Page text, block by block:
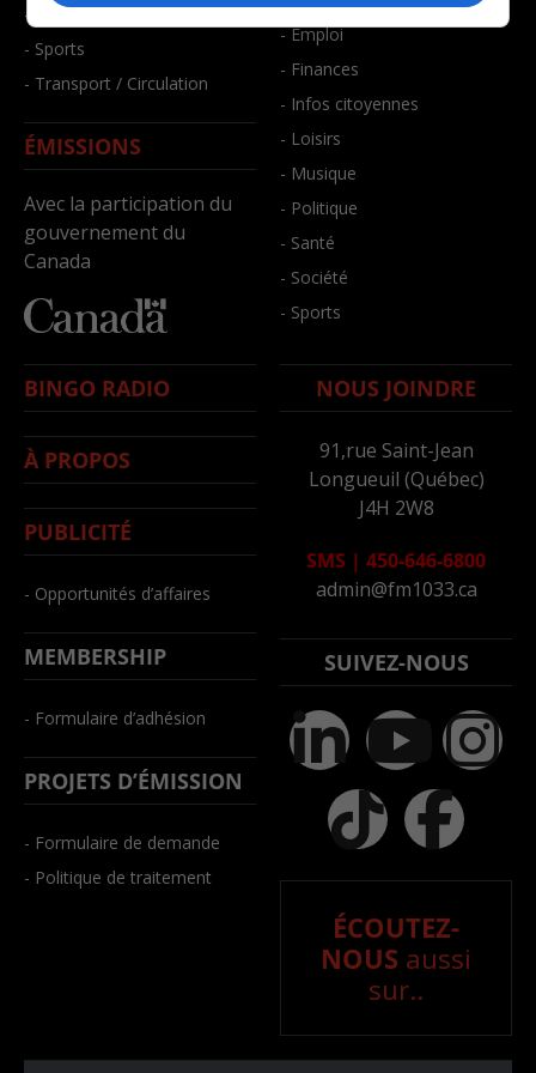
- Santé et bien-être
- Sports
- Transport / Circulation
ÉMISSIONS
Avec la participation du
gouvernement du
Canada
- Emploi
- Finances
- Infos citoyennes
- Loisirs
- Musique
- Politique
- Santé
- Société
- Sports
BINGO RADIO
À PROPOS
PUBLICITÉ
- Opportunités d’affaires
MEMBERSHIP
- Formulaire d’adhésion
PROJETS D’ÉMISSION
- Formulaire de demande
- Politique de traitement
NOUS JOINDRE
91,rue Saint-Jean
Longueuil (Québec)
J4H 2W8
SMS | 450-646-6800
admin@fm1033.ca
SUIVEZ-NOUS
ÉCOUTEZ-
NOUS aussi
sur..